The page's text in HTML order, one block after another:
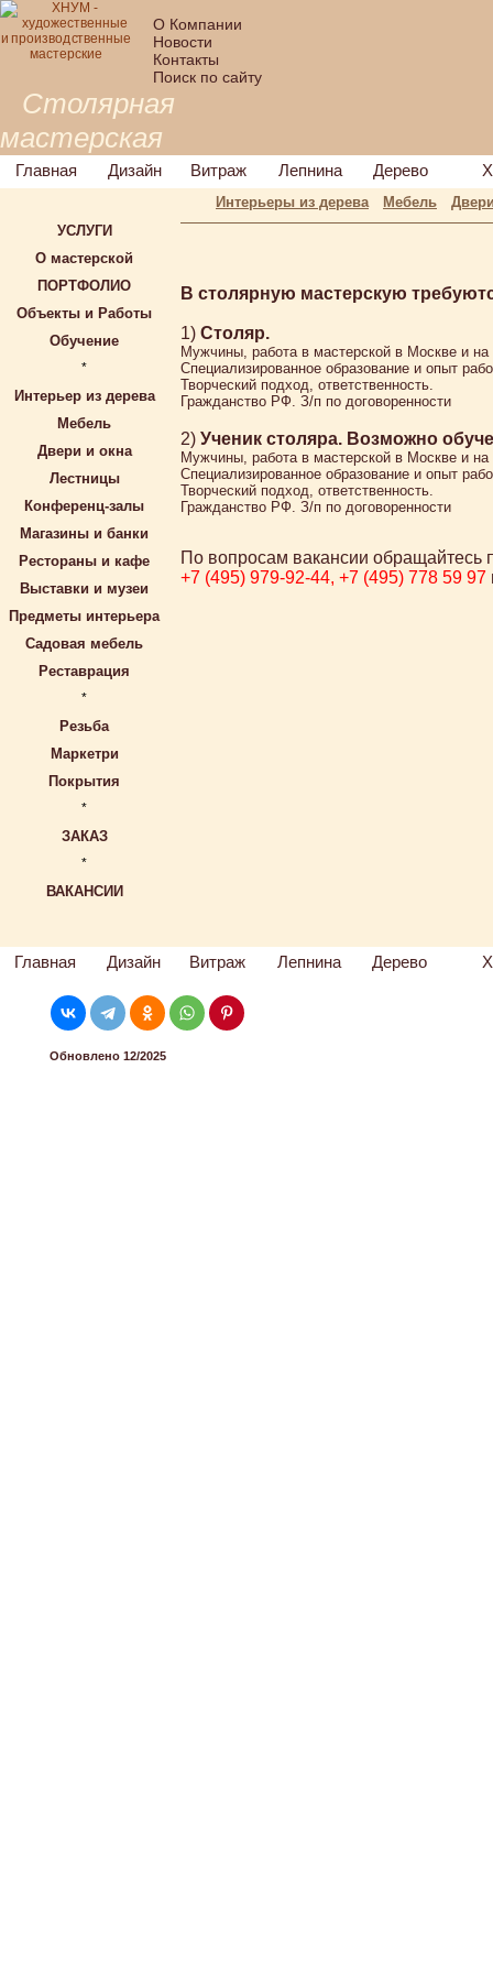
О Компании
Новости
Контакты
Поиск по сайту
Столярная
мастерская
Главная Дизайн Витраж Лепнина Дерево
Интерьеры из дерева Мебель
УСЛУГИ
О мастерской
ПОРТФОЛИО
Объекты и Работы
Обучение
*
Интерьер из дерева
Мебель
Двери и окна
Лестницы
Конференц-залы
Магазины и банки
Рестораны и кафе
Выставки и музеи
Предметы интерьера
Садовая мебель
Реставрация
*
Резьба
Маркетри
Покрытия
*
ЗАКАЗ
*
ВАКАНСИИ
В столярную мастерскую
1) Столяр.
Мужчины, работа в мастерской в Москве и
Специализированное образование и опыт
Творческий подход, ответственность.
Гражданство РФ. З/п по договоренности
2) Ученик столяра. Возможно
Мужчины, работа в мастерской в Москве и
Специализированное образование и опыт
Творческий подход, ответственность.
Гражданство РФ. З/п по договоренности
По вопросам вакансии обращайтесь
+7 (495) 979-92-44, +7 (495) 778 59 97
Главная Дизайн Витраж Лепнина Дерево
Обновлено 12/2025